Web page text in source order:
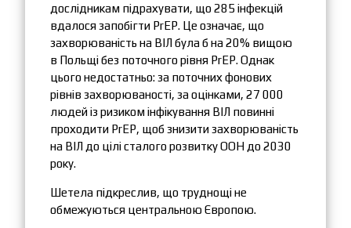
дослідникам підрахувати, що 285 інфекцій
вдалося запобігти PrEP. Це означає, що
захворюваність на ВІЛ була б на 20% вищою
в Польщі без поточного рівня PrEP. Однак
цього недостатньо: за поточних фонових
рівнів захворюваності, за оцінками, 27 000
людей із ризиком інфікування ВІЛ повинні
проходити PrEP, щоб знизити захворюваність
на ВІЛ до цілі сталого розвитку ООН до 2030
року.
Шетела підкреслив, що труднощі не
обмежуються центральною Європою.